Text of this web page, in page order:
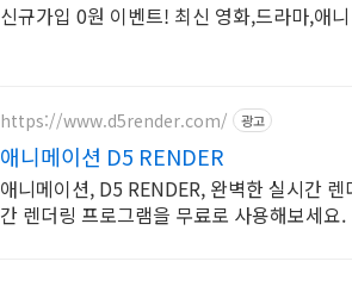
신규가입 0원 이벤트! 최신 영화,드라마,애
https://www.d5render.com/ 광고
애니메이션 D5 RENDER
애니메이션, D5 RENDER, 완벽한 실시간
간 렌더링 프로그램을 무료로 사용해보세요.